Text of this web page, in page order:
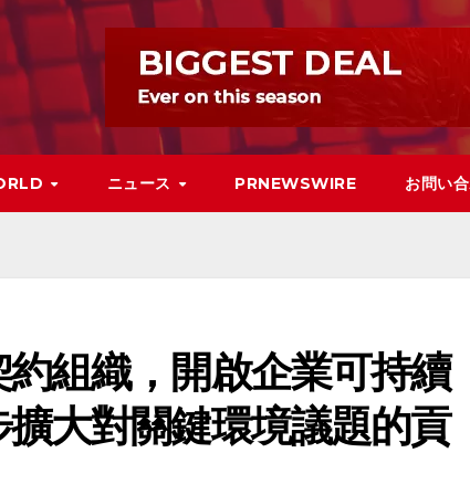
ニュース PRNEWSWIRE お問い
組織，開啟企業可持續
大對關鍵環境議題的貢